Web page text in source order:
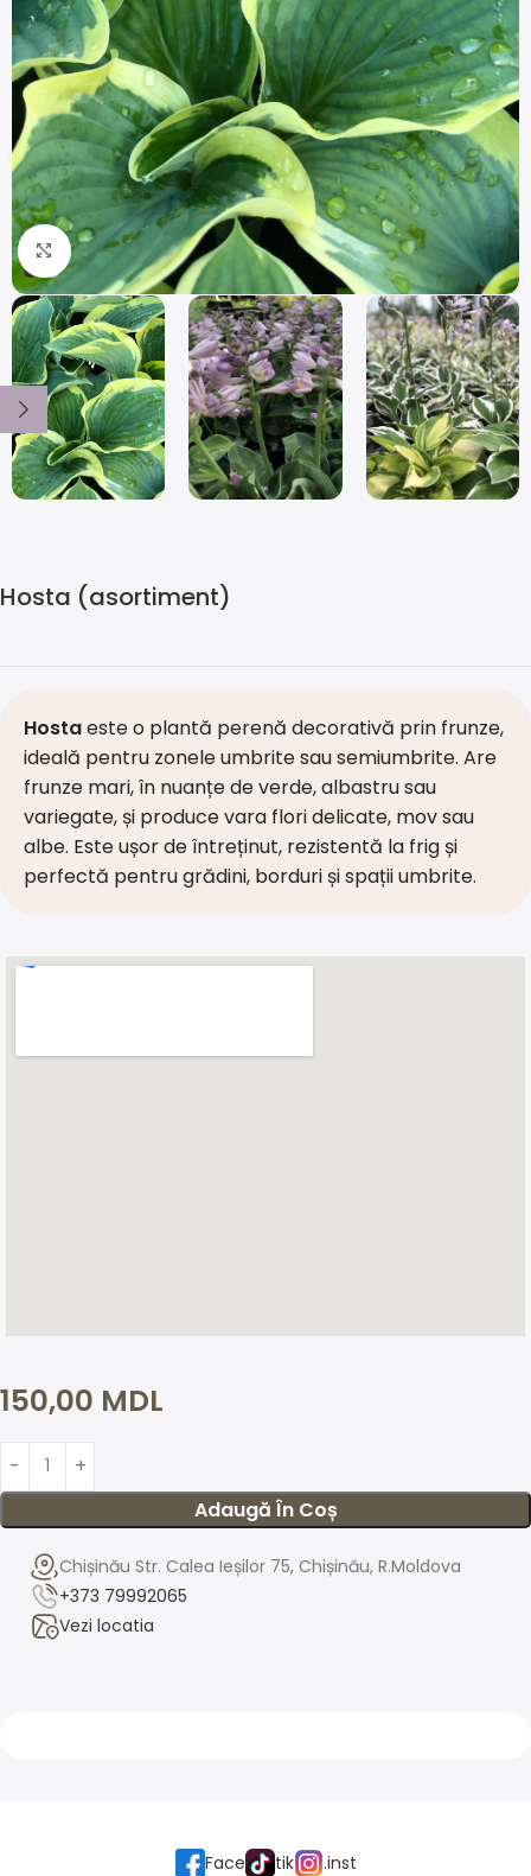
Click to enlarge
Hosta (asortiment)
Hostaeste o plantă perenă decorativă prin frunze,
ideală pentru zonele umbrite sau semiumbrite. Are
frunze mari, în nuanțe de verde, albastru sau
variegate, și produce vara flori delicate, mov sau
albe. Este ușor de întreținut, rezistentă la frig și
perfectă pentru grădini, borduri și spații umbrite.
150,00 MDL
Adaugă În Coș
Chișinău Str. Calea Ieșilor 75, Chișinău, R.Moldova
+373 79992065
Vezi locatia
Face tik .inst